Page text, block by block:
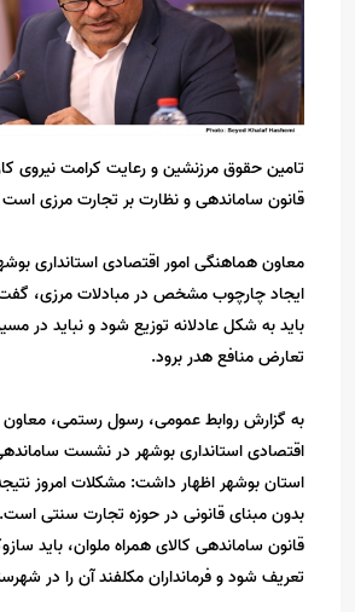
تامین حقوق مرزنشین و رعایت کرامت نیروی
قانون ساماندهی و نظارت بر تجارت مرزی است
معاون هماهنگی امور اقتصادی استانداری
ایجاد چارچوب مشخص در مبادلات مرزی،
باید به شکل عادلانه توزیع شود و نباید در
تعارض منافع هدر برود.
به گزارش روابط عمومی، رسول رستمی،
اقتصادی استانداری بوشهر در نشست
استان بوشهر اظهار داشت: مشکلات امروز
بدون مبنای قانونی در حوزه تجارت سنتی است.
قانون ساماندهی کالای همراه ملوان، باید
تعریف شود و فرمانداران مکلفند آن را در